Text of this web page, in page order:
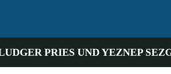
PRIES UND YEZNEP